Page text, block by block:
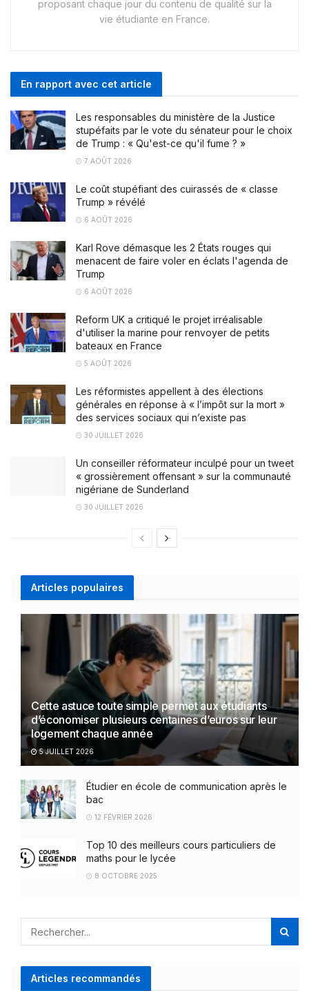
proposant chaque jour du contenu de qualité sur la
vie étudiante en France.
En rapport avec cet article
Les responsables du ministère de la Justice
stupéfaits par le vote du sénateur pour le choix
de Trump : « Qu'est-ce qu'il fume ? »
7 AOÛT 2026
Le coût stupéfiant des cuirassés de « classe
Trump » révélé
6 AOÛT 2026
Karl Rove démasque les 2 États rouges qui
menacent de faire voler en éclats l'agenda de
Trump
6 AOÛT 2026
Reform UK a critiqué le projet irréalisable
d'utiliser la marine pour renvoyer de petits
bateaux en France
5 AOÛT 2026
Les réformistes appellent à des élections
générales en réponse à « l’impôt sur la mort »
des services sociaux qui n’existe pas
30 JUILLET 2026
Un conseiller réformateur inculpé pour un tweet
« grossièrement offensant » sur la communauté
nigériane de Sunderland
30 JUILLET 2026
Articles populaires
Cette astuce toute simple permet aux étudiants
d’économiser plusieurs centaines d’euros sur leur
logement chaque année
5 JUILLET 2026
Étudier en école de communication après le
bac
12 FÉVRIER 2026
Top 10 des meilleurs cours particuliers de
maths pour le lycée
8 OCTOBRE 2025
Articles recommandés